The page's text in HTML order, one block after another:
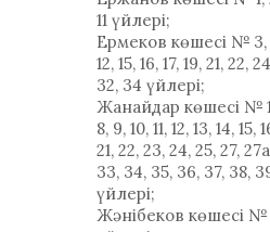
11 үйлері;
Ермеков көшесі № 3,
12, 15, 16, 17, 19, 21, 22,
32, 34 үйлері;
Жанайдар көшесі № 1,
8, 9, 10, 11, 12, 13, 14, 15,
21, 22, 23, 24, 25, 27,
33, 34, 35, 36, 37, 38,
үйлері;
Жәнібеков көшесі №